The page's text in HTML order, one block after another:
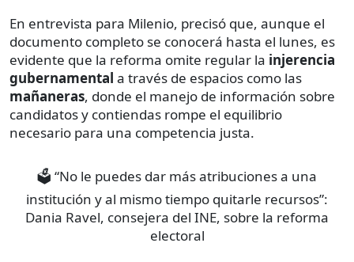
En entrevista para Milenio, precisó que, aunque el
documento completo se conocerá hasta el lunes, es
evidente que la reforma omite regular la injerencia
gubernamental a través de espacios como las
mañaneras, donde el manejo de información sobre
candidatos y contiendas rompe el equilibrio
necesario para una competencia justa.
🗳️ “No le puedes dar más atribuciones a una
institución y al mismo tiempo quitarle recursos”:
Dania Ravel, consejera del INE, sobre la reforma
electoral